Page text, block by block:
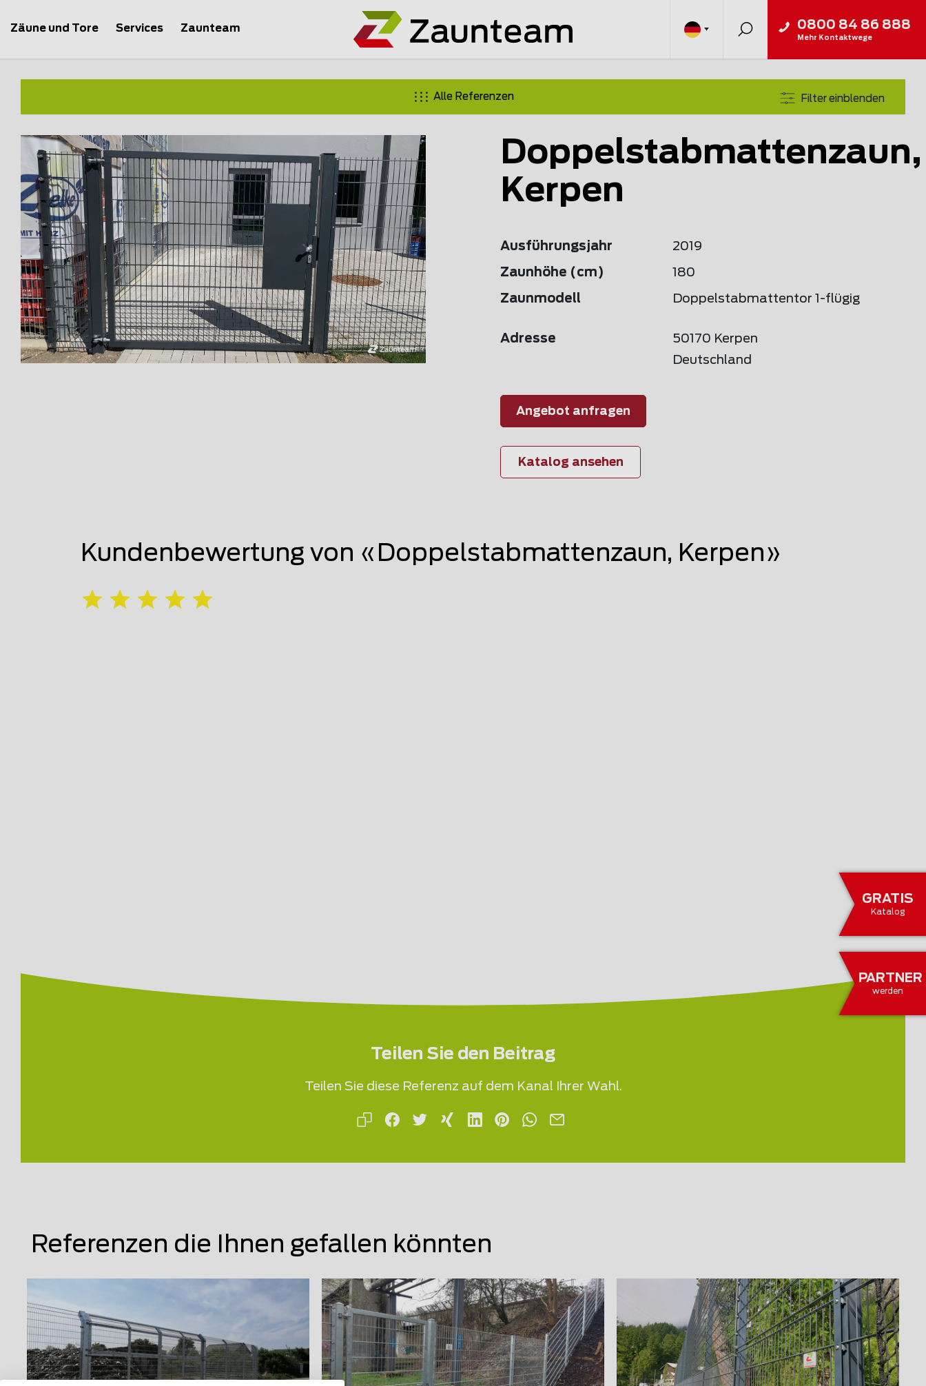
GRATIS
Katalog
PARTNER
werden
Zäune und Tore Services Zaunteam 0800 84 86 888
Mehr Kontaktwege
Alle Referenzen Filter einblenden
Doppelstabmattenzaun,
Kerpen
Ausführungsjahr 2019
Zaunhöhe (cm) 180
Zaunmodell Doppelstabmattentor 1-flügig
Adresse
50170 Kerpen
Deutschland
Angebot anfragen
Katalog ansehen
Kundenbewertung von «Doppelstabmattenzaun, Kerpen»
Teilen Sie den Beitrag
Teilen Sie diese Referenz auf dem Kanal Ihrer Wahl.
Referenzen die Ihnen gefallen könnten